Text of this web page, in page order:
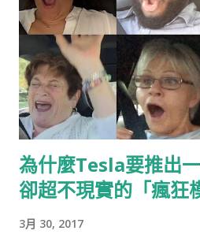
為什麼Tesla要推出
卻超不現實的「瘋狂
3月 30, 2017